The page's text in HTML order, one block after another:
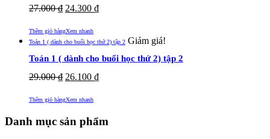
27.000₫ 24.300 ₫
Thêm giỏ hàngXem nhanh
Toán 1 ( dành cho buổi học thứ 2) tập 2 Giảm giá!
Toán 1 ( dành cho buổi học thứ 2) tập 2
29.000₫ 26.100 ₫
Thêm giỏ hàngXem nhanh
Danh mục sản phẩm